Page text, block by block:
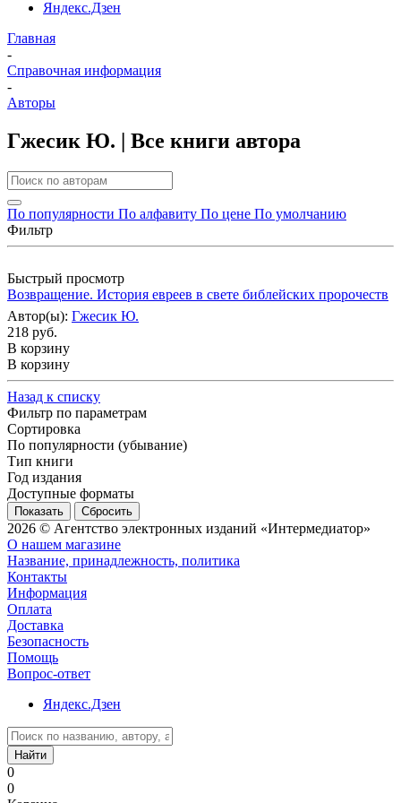
Яндекс.Дзен
Главная
-
Справочная информация
-
Авторы
Гжесик Ю. | Все книги автора
По популярности По алфавиту По цене По умолчанию
Фильтр
Быстрый просмотр
Возвращение. История евреев в свете библейских пророчеств
Автор(ы): Гжесик Ю.
218 руб.
В корзину
В корзину
Назад к списку
Фильтр по параметрам
Сортировка
По популярности (убывание)
Тип книги
Год издания
Доступные форматы
Сбросить
2026 © Агентство электронных изданий «Интермедиатор»
О нашем магазине
Название, принадлежность, политика
Контакты
Информация
Оплата
Доставка
Безопасность
Помощь
Вопрос-ответ
Яндекс.Дзен
Найти
0
0